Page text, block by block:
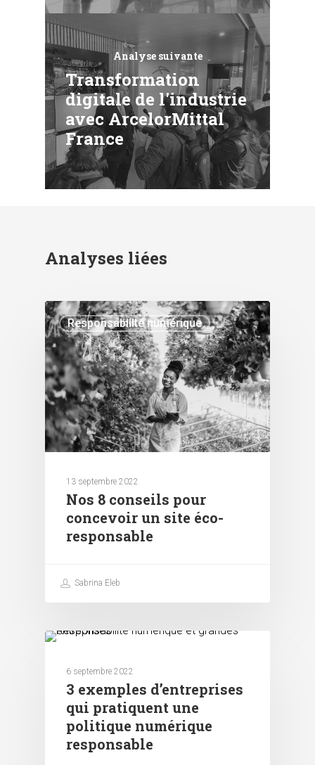
Analyse suivante
Transformation
digitale de l'industrie
avec ArcelorMittal
France
Analyses liées
Responsabilité numérique
13 septembre 2022
Nos 8 conseils pour
concevoir un site éco-
responsable
Sabrina Eleb
6 septembre 2022
3 exemples d’entreprises
qui pratiquent une
politique numérique
responsable